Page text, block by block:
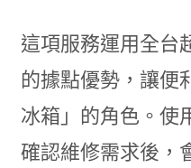
這項服務運用全台
的據點優勢，讓便
冰箱」的角色。使
確認維修需求後，